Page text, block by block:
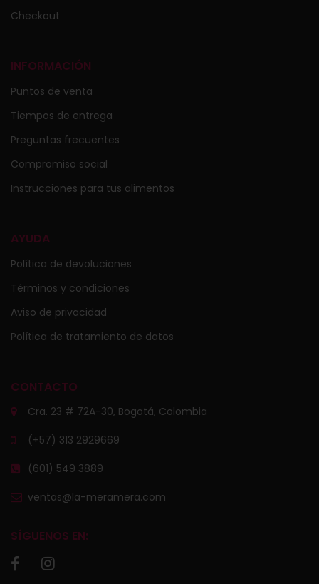
Checkout
INFORMACIÓN
Puntos de venta
Tiempos de entrega
Preguntas frecuentes
Compromiso social
Instrucciones para tus alimentos
AYUDA
Política de devoluciones
Términos y condiciones
Aviso de privacidad
Política de tratamiento de datos
CONTACTO
Cra. 23 # 72A-30, Bogotá, Colombia
(+57) 313 2929669
(601) 549 3889
ventas@la-meramera.com
SÍGUENOS EN: